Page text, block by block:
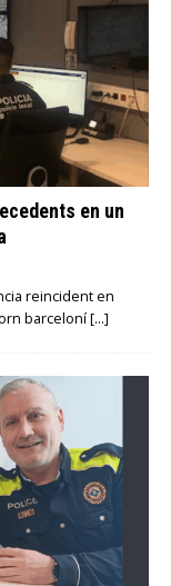
en un
reincident en
barceloní[…]